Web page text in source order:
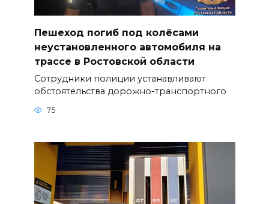
Пешеход погиб под колёсами
неустановленного автомобиля на
трассе в Ростовской области
Сотрудники полиции устанавливают
обстоятельства дорожно-транспортного
75